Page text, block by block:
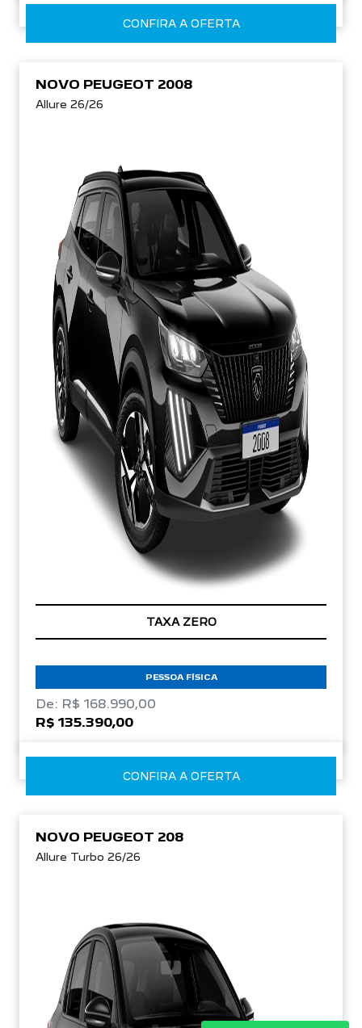
CONFIRA A OFERTA
NOVO PEUGEOT 2008
Allure 26/26
TAXA ZERO
PESSOA FÍSICA
De: R$ 168.990,00
R$ 135.390,00
CONFIRA A OFERTA
NOVO PEUGEOT 208
Allure Turbo 26/26